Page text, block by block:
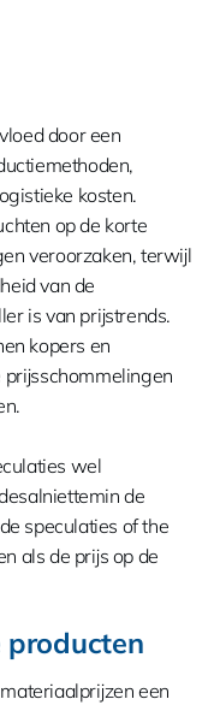
door een
kosten.
op de korte
veroorzaken, terwijl
van de
is van prijstrends.
kopers en
wel
de
speculaties of the
als de prijs op de
een